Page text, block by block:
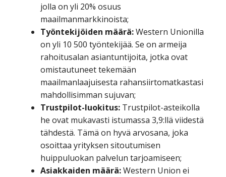
jolla on yli 20% osuus
maailmanmarkkinoista;
Työntekijöiden määrä:Western Unionilla
on yli 10 500 työntekijää. Se on armeija
rahoitusalan asiantuntijoita, jotka ovat
omistautuneet tekemään
maailmanlaajuisesta rahansiirtomatkastasi
mahdollisimman sujuvan;
Trustpilot-luokitus: Trustpilot-asteikolla
he ovat mukavasti istumassa 3,9:llä viidestä
tähdestä. Tämä on hyvä arvosana, joka
osoittaa yrityksen sitoutumisen
huippuluokan palvelun tarjoamiseen;
Asiakkaiden määrä:Western Union ei